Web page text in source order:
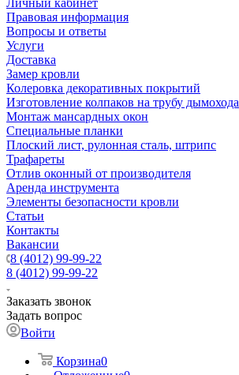
Личный кабинет
Правовая информация
Вопросы и ответы
Услуги
Доставка
Замер кровли
Колеровка декоративных покрытий
Изготовление колпаков на трубу дымохода
Монтаж мансардных окон
Специальные планки
Плоский лист, рулонная сталь, штрипс
Трафареты
Отлив оконный от производителя
Аренда инструмента
Элементы безопасности кровли
Статьи
Контакты
Вакансии
8 (4012) 99-99-22
8 (4012) 99-99-22
Заказать звонок
Задать вопрос
Войти
Корзина0